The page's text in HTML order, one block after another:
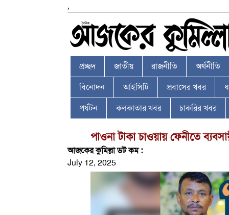
,
প্রচ্ছদ জাতীয় রাজনীতি অর্থনীতি
বিনোদন আইসিটি প্রবাসের খবর
পর্যটন কলকাতার খবর চাকরির খবর
পাওনা টাকা চাওয়ায় ফেনীতে
আজকের কুমিল্লা ডট কম :
July 12, 2025